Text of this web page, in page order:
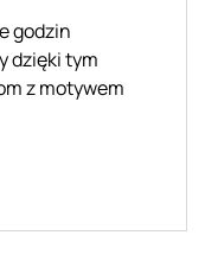
godzin
dzięki tym
z motywem